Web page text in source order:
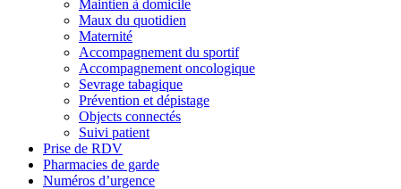
Maintien à domicile
Maux du quotidien
Maternité
Accompagnement du sportif
Accompagnement oncologique
Sevrage tabagique
Prévention et dépistage
Objects connectés
Suivi patient
Prise de RDV
Pharmacies de garde
Numéros d’urgence